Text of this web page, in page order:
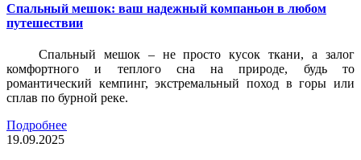
Спальный мешок: ваш надежный компаньон в любом
путешествии
Спальный мешок – не просто кусок ткани, а залог
комфортного и теплого сна на природе, будь то
романтический кемпинг, экстремальный поход в горы или
сплав по бурной реке.
Подробнее
19.09.2025